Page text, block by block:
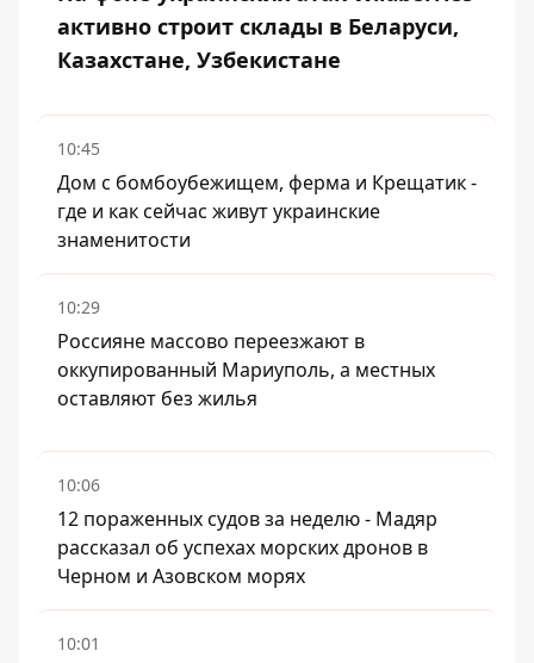
активно строит склады в Беларуси,
Казахстане, Узбекистане
10:45
Дом с бомбоубежищем, ферма и Крещатик -
где и как сейчас живут украинские
знаменитости
10:29
Россияне массово переезжают в
оккупированный Мариуполь, а местных
оставляют без жилья
10:06
12 пораженных судов за неделю - Мадяр
рассказал об успехах морских дронов в
Черном и Азовском морях
10:01